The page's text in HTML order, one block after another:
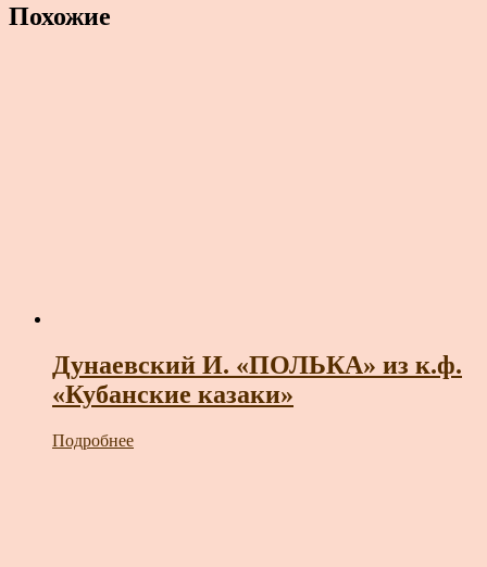
Похожие
Дунаевский И. «ПОЛЬКА» из к.ф.
«Кубанские казаки»
Подробнее